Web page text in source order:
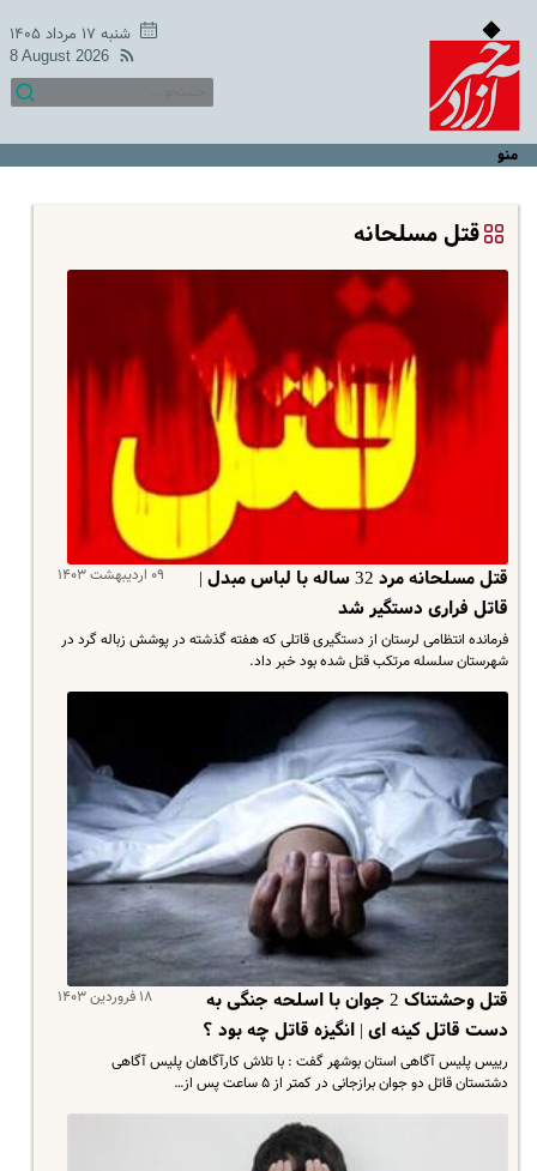
شنبه ۱۷ مرداد ۱۴۰۵
8 August 2026
منو
قتل مسلحانه
۰۹ اردیبهشت ۱۴۰۳
قتل مسلحانه مرد 32 ساله با لباس مبدل |
قاتل فراری دستگیر شد
فرمانده انتظامی لرستان از دستگیری قاتلی که هفته گذشته در پوشش زباله گرد در
شهرستان سلسله مرتکب قتل شده بود خبر داد.
۱۸ فروردین ۱۴۰۳
قتل وحشتناک 2 جوان با اسلحه جنگی به
دست قاتل کینه ای | انگیزه قاتل چه بود ؟
رییس پلیس آگاهی استان بوشهر گفت : با تلاش کارآگاهان پلیس آگاهی
دشتستان قاتل دو جوان برازجانی در کمتر از ۵ ساعت پس از…